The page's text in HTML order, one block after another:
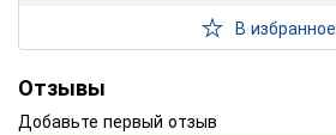
В избранное
Отзывы
Добавьте первый отзыв